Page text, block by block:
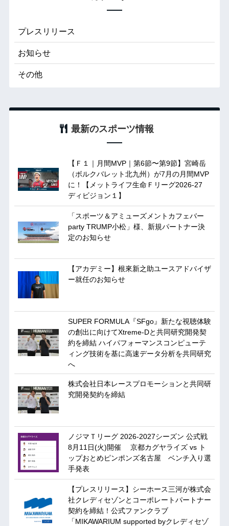
プレスリリース
お知らせ
その他
最新のスポーツ情報
【Ｆ１｜月間MVP｜第6節〜第9節】宮崎岳
（ボルクバレット北九州）が7月の月間MVP
に！【メットライフ生命Ｆリーグ2026-27
ディビジョン１】
「スポーツ＆アミューズメントカフェバー
party TRUMP小松」様、新規パートナー決
定のお知らせ
【アカデミー】根來新之助ユースアドバイザ
ー就任のお知らせ
SUPER FORMULA『SFgo』新たな視聴体験
の創出に向けてXtreme-Dと共同研究開発契
約を締結 ハイパフォーマンスコンピューテ
ィング技術を基に⾼速データ分析を共同研究
へ
株式会社日本レースプロモーションと共同研
究開発契約を締結
ノジマＴリーグ 2026-2027シーズン 公式戦
8月11日(火)開催 京都カグヤライズ vs ト
ップおとめピンポンズ名古屋 ベンチ入り選
手発表
【プレスリリース】シーホース三河が株式会
社クレディセゾンとコーポレートパートナー
契約を締結！公式ファンクラブ
「MIKAWARIUM supported byクレディセゾ